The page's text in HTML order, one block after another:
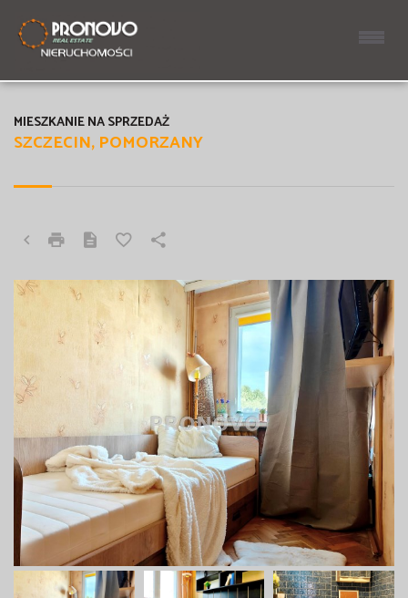
SZCZECIN, POMORZANY
MIESZKANIE NA SPRZEDAŻ